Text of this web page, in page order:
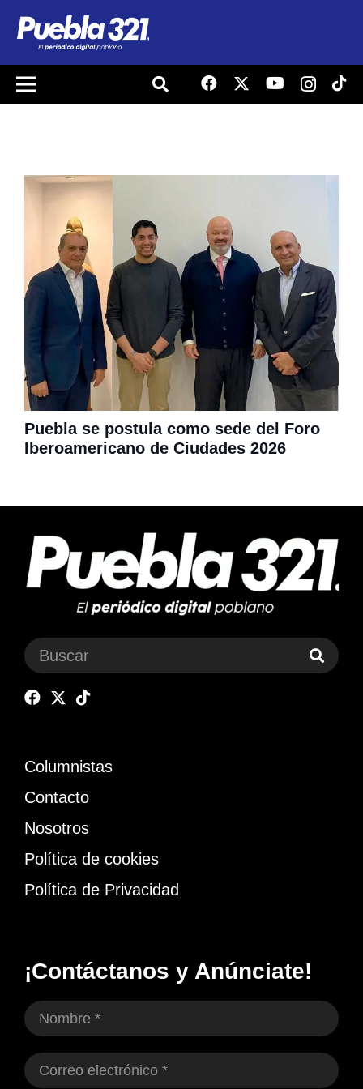
Puebla se postula como sede del Foro
Iberoamericano de Ciudades 2026
Columnistas
Contacto
Nosotros
Política de cookies
Política de Privacidad
¡Contáctanos y Anúnciate!